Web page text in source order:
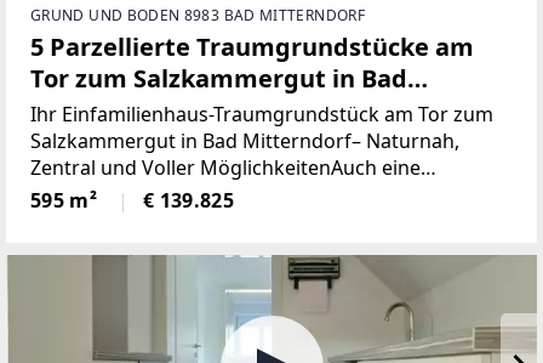
GRUND UND BODEN 8983 BAD MITTERNDORF
5 Parzellierte Traumgrundstücke am
Tor zum Salzkammergut in Bad
Mitterndorf - naturnah, zentral und
voller Möglichkeiten (Provisionsfrei)
Ihr Einfamilienhaus-Traumgrundstück am Tor zum
Salzkammergut in Bad Mitterndorf– Naturnah,
Zentral und Voller MöglichkeitenAuch eine
touristische Vermietung ist nach Absprache mit der
Gemeinde möglich.Die Loipe und Therme
595 m² € 139.825